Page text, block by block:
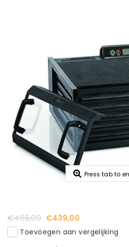
Press tab to
€469,00 €439,00
Toevoegen aan vergelijking